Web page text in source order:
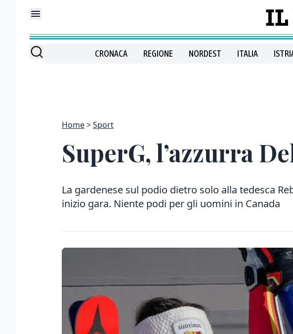
CRONACA REGIONE NORDEST ITALIA
Home Sport
SuperG, l’azzurra
La gardenese sul podio dietro solo alla tedesca
inizio gara. Niente podi per gli uomini in Canada